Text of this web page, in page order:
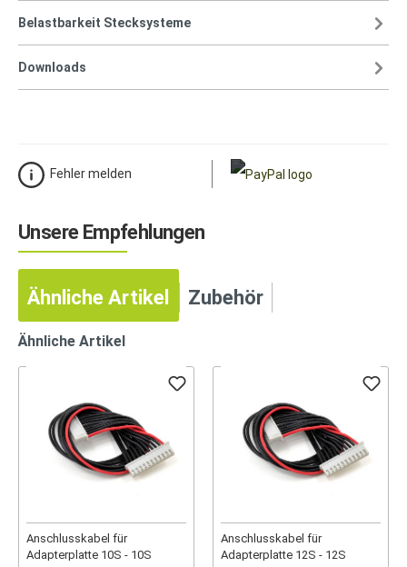
Belastbarkeit Stecksysteme
Downloads
Fehler melden
Unsere Empfehlungen
Ähnliche Artikel Zubehör
Ähnliche Artikel
Anschlusskabel für
Adapterplatte 10S - 10S
Anschlusskabel für
Adapterplatte 12S - 12S